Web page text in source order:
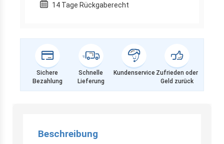
14 Tage Rückgaberecht
Sichere
Bezahlung
Schnelle
Lieferung
Kundenservice Zufrieden oder
Geld zurück
Beschreibung